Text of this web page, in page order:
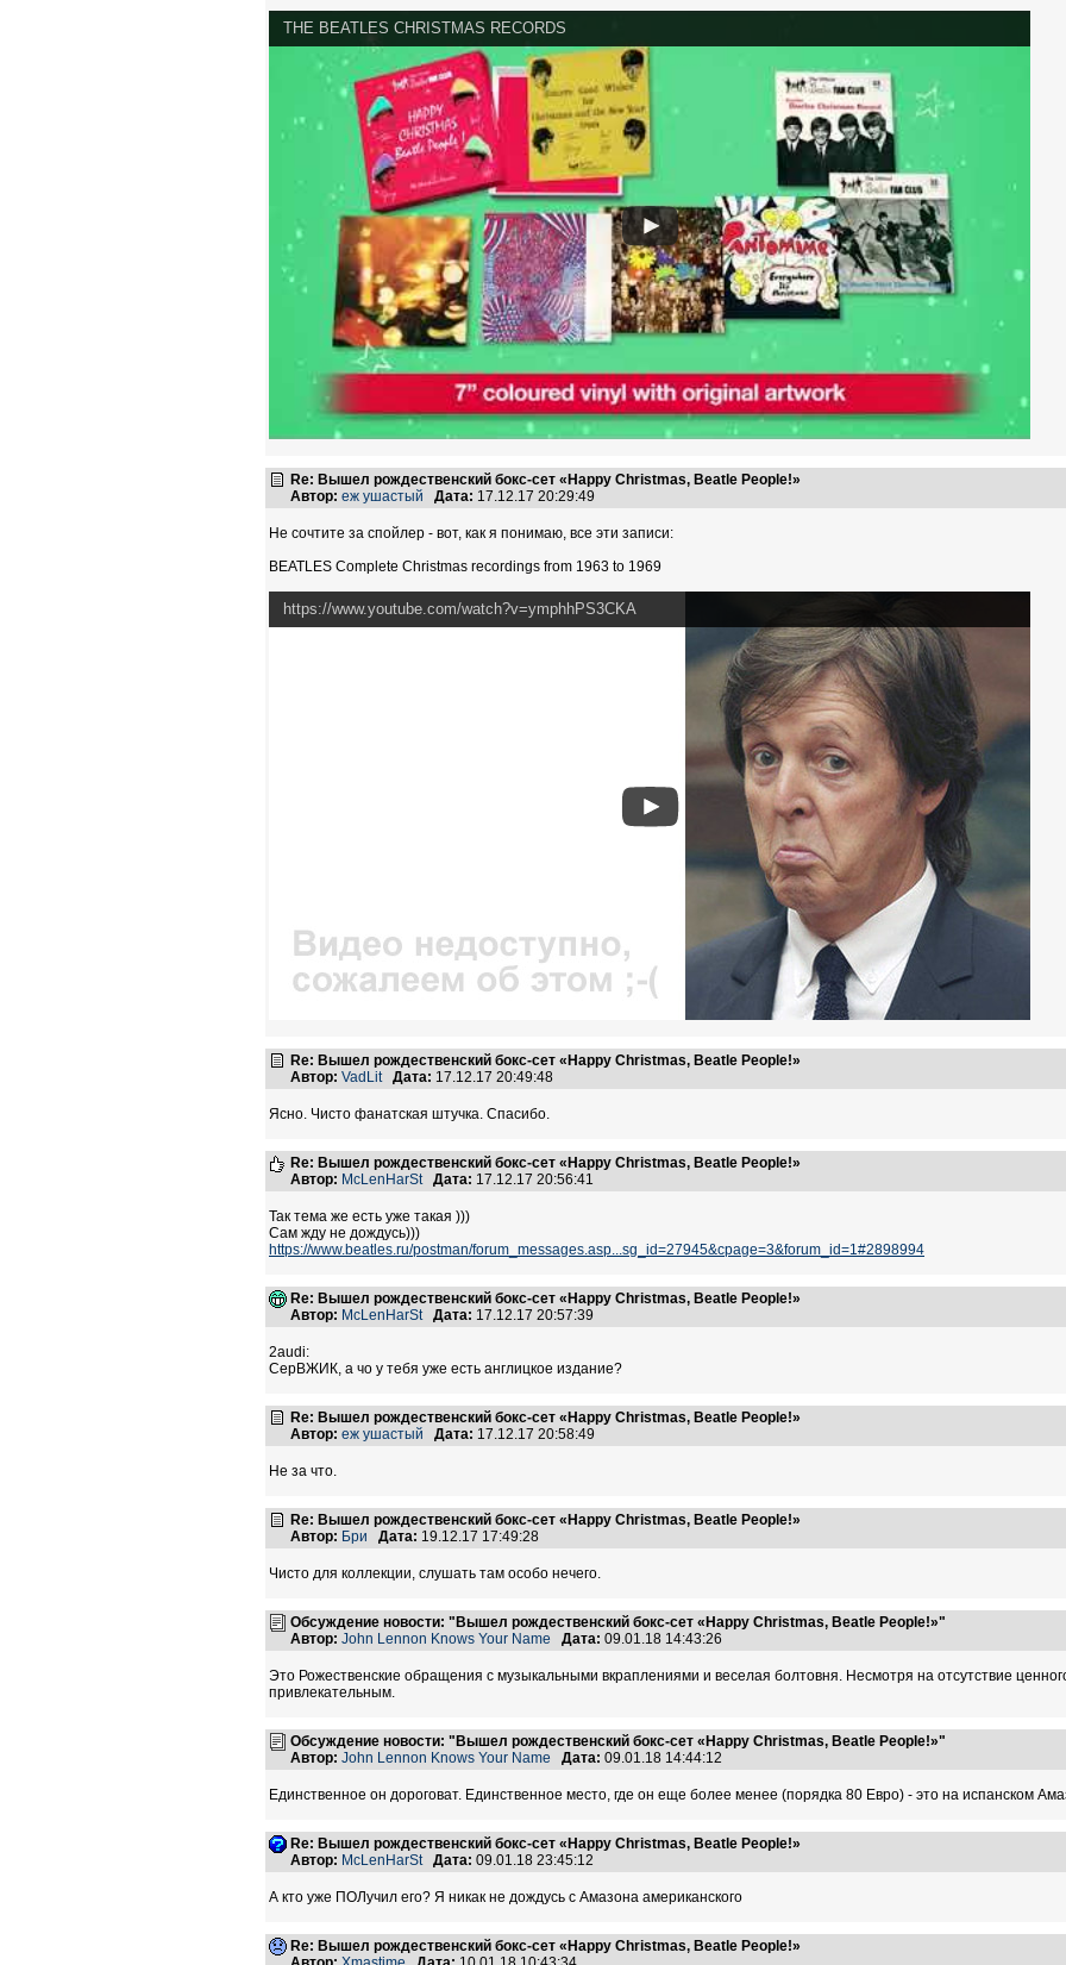
THE BEATLES CHRISTMAS RECORDS
Re: Вышел рождественский бокс-сет «Happy Christmas, Beatle People!»
Автор: еж ушастый Дата: 17.12.17 20:29:49
Не сочтите за спойлер - вот, как я понимаю, все эти записи:
BEATLES Complete Christmas recordings from 1963 to 1969
https://www.youtube.com/watch?v=ymphhPS3CKA
Re: Вышел рождественский бокс-сет «Happy Christmas, Beatle People!»
Автор: VadLit Дата: 17.12.17 20:49:48
Ясно. Чисто фанатская штучка. Спасибо.
Re: Вышел рождественский бокс-сет «Happy Christmas, Beatle People!»
Автор: McLenHarSt Дата: 17.12.17 20:56:41
Так тема же есть уже такая )))
Сам жду не дождусь)))
https://www.beatles.ru/postman/forum_messages.asp...sg_id=27945&cpage=3&forum_id=1#2898994
Re: Вышел рождественский бокс-сет «Happy Christmas, Beatle People!»
Автор: McLenHarSt Дата: 17.12.17 20:57:39
2audi:
CерВЖИК, а чо у тебя уже есть англицкое издание?
Re: Вышел рождественский бокс-сет «Happy Christmas, Beatle People!»
Автор: еж ушастый Дата: 17.12.17 20:58:49
Не за что.
Re: Вышел рождественский бокс-сет «Happy Christmas, Beatle People!»
Автор: Бри Дата: 19.12.17 17:49:28
Чисто для коллекции, слушать там особо нечего.
Обсуждение новости: "Вышел рождественский бокс-сет «Happy Christmas, Beatle People!»"
Автор: John Lennon Knows Your Name Дата: 09.01.18 14:43:26
Это Рожественские обращения с музыкальными вкраплениями и веселая болтовня. Несмотря на отсутствие
привлекательным.
Обсуждение новости: "Вышел рождественский бокс-сет «Happy Christmas, Beatle People!»"
Автор: John Lennon Knows Your Name Дата: 09.01.18 14:44:12
Единственное он дороговат. Единственное место, где он еще более менее (порядка 80 Евро) - это на испанском
Re: Вышел рождественский бокс-сет «Happy Christmas, Beatle People!»
Автор: McLenHarSt Дата: 09.01.18 23:45:12
А кто уже ПОЛучил его? Я никак не дождусь с Амазона американского
Re: Вышел рождественский бокс-сет «Happy Christmas, Beatle People!»